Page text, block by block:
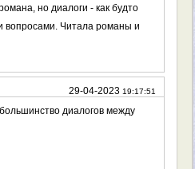
но диалоги - как будто
вопросами. Читала романы и
29-04-2023 19:17:51
диалогов между